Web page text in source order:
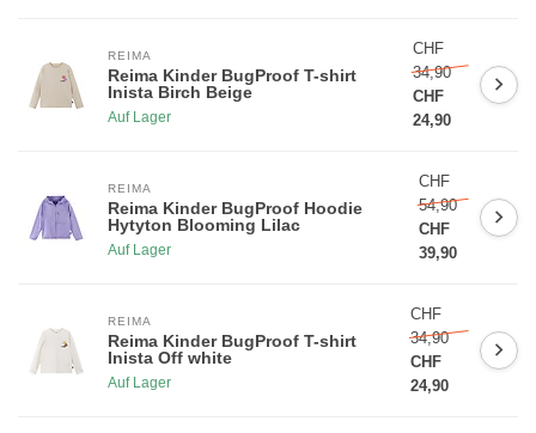
REIMA
Reima Kinder BugProof T-shirt
Inista Birch Beige
Auf Lager
CHF
34,90
CHF
24,90
REIMA
Reima Kinder BugProof Hoodie
Hytyton Blooming Lilac
Auf Lager
CHF
54,90
CHF
39,90
REIMA
Reima Kinder BugProof T-shirt
Inista Off white
Auf Lager
CHF
34,90
CHF
24,90
Melde dich für unseren Newsletter an und bleibe über Neuheiten,